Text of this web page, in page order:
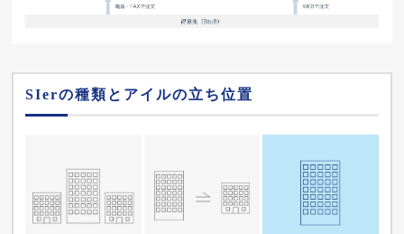
SIerの種類とアイルの立ち位置